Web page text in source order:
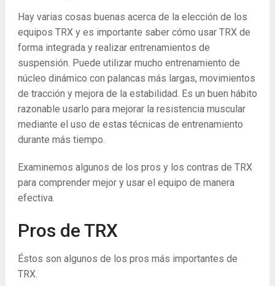
Hay varias cosas buenas acerca de la elección de los
equipos TRX y es importante saber cómo usar TRX de
forma integrada y realizar entrenamientos de
suspensión. Puede utilizar mucho entrenamiento de
núcleo dinámico con palancas más largas, movimientos
de tracción y mejora de la estabilidad. Es un buen hábito
razonable usarlo para mejorar la resistencia muscular
mediante el uso de estas técnicas de entrenamiento
durante más tiempo.
Examinemos algunos de los pros y los contras de TRX
para comprender mejor y usar el equipo de manera
efectiva.
Pros de TRX
Éstos son algunos de los pros más importantes de
TRX.